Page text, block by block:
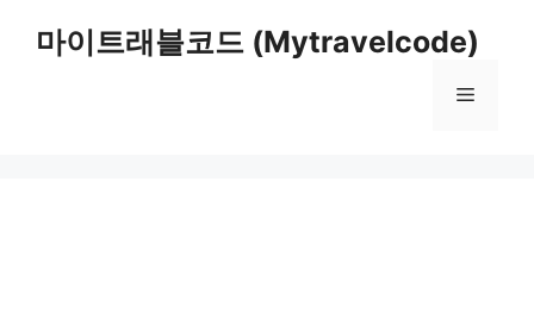
마이트래블코드 (Mytravelcode)
메